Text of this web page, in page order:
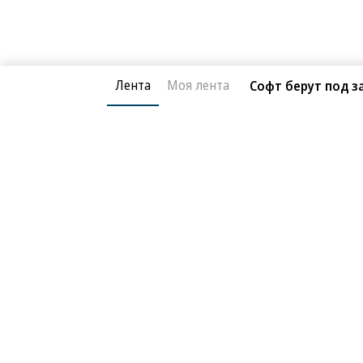
Лента Моя лента Софт берут под